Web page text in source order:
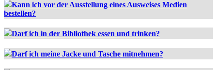
Kann ich vor der Ausstellung eines Ausweises Medien
bestellen?
Darf ich in der Bibliothek essen und trinken?
Darf ich meine Jacke und Tasche mitnehmen?